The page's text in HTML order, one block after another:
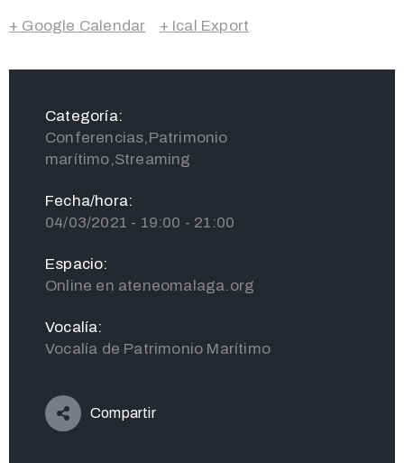
+ Google Calendar + Ical Export
Categoría:
Conferencias,Patrimonio
marítimo,Streaming
Fecha/hora:
04/03/2021 - 19:00 - 21:00
Espacio:
Online en ateneomalaga.org
Vocalía:
Vocalía de Patrimonio Marítimo
Compartir